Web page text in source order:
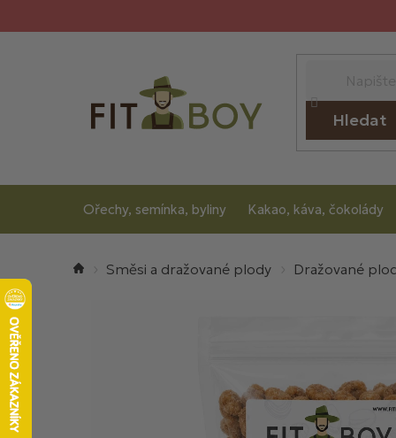
Hledat
Ořechy, semínka, byliny Kakao, káva, čokolády
Domů Směsi a dražované plody Dražované